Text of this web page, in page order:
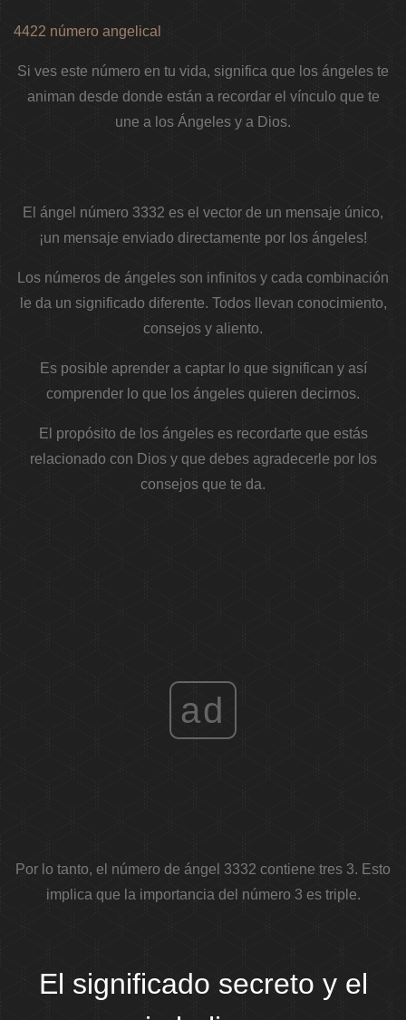
4422 número angelical
Si ves este número en tu vida, significa que los ángeles te
animan desde donde están a recordar el vínculo que te
une a los Ángeles y a Dios.
El ángel número 3332 es el vector de un mensaje único,
¡un mensaje enviado directamente por los ángeles!
Los números de ángeles son infinitos y cada combinación
le da un significado diferente. Todos llevan conocimiento,
consejos y aliento.
Es posible aprender a captar lo que significan y así
comprender lo que los ángeles quieren decirnos.
El propósito de los ángeles es recordarte que estás
relacionado con Dios y que debes agradecerle por los
consejos que te da.
ad
Por lo tanto, el número de ángel 3332 contiene tres 3. Esto
implica que la importancia del número 3 es triple.
El significado secreto y el